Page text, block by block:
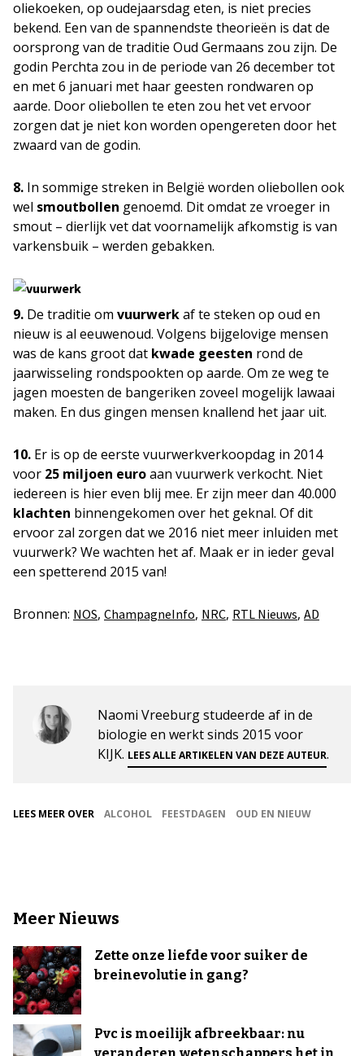
oliekoeken, op oudejaarsdag eten, is niet precies
bekend. Een van de spannendste theorieën is dat de
oorsprong van de traditie Oud Germaans zou zijn. De
godin Perchta zou in de periode van 26 december tot
en met 6 januari met haar geesten rondwaren op
aarde. Door oliebollen te eten zou het vet ervoor
zorgen dat je niet kon worden opengereten door het
zwaard van de godin.
8. In sommige streken in België worden oliebollen ook
wel smoutbollen genoemd. Dit omdat ze vroeger in
smout – dierlijk vet dat voornamelijk afkomstig is van
varkensbuik – werden gebakken.
9. De traditie om vuurwerkaf te steken op oud en
nieuw is al eeuwenoud. Volgens bijgelovige mensen
was de kans groot dat kwade geesten rond de
jaarwisseling rondspookten op aarde. Om ze weg te
jagen moesten de bangeriken zoveel mogelijk lawaai
maken. En dus gingen mensen knallend het jaar uit.
10. Er is op de eerste vuurwerkverkoopdag in 2014
voor 25 miljoen euroaan vuurwerk verkocht. Niet
iedereen is hier even blij mee. Er zijn meer dan 40.000
klachten binnengekomen over het geknal. Of dit
ervoor zal zorgen dat we 2016 niet meer inluiden met
vuurwerk? We wachten het af. Maak er in ieder geval
een spetterend 2015 van!
Bronnen: NOS, ChampagneInfo, NRC, RTL Nieuws, AD
Naomi Vreeburg studeerde af in de
biologie en werkt sinds 2015 voor
KIJK. LEES ALLE ARTIKELEN VAN DEZE AUTEUR.
LEES MEER OVER ALCOHOL FEESTDAGEN OUD EN NIEUW
Meer Nieuws
Zette onze liefde voor suiker de
breinevolutie in gang?
Pvc is moeilijk afbreekbaar: nu